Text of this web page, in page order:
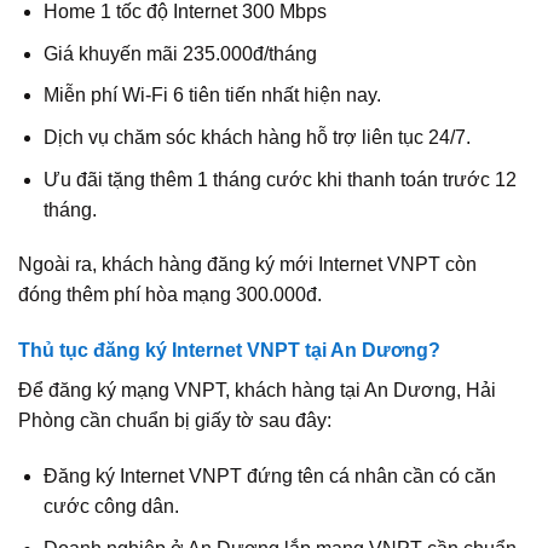
Home 1 tốc độ Internet 300 Mbps
Giá khuyến mãi 235.000đ/tháng
Miễn phí Wi-Fi 6 tiên tiến nhất hiện nay.
Dịch vụ chăm sóc khách hàng hỗ trợ liên tục 24/7.
Ưu đãi tặng thêm 1 tháng cước khi thanh toán trước 12
tháng.
Ngoài ra, khách hàng đăng ký mới Internet VNPT còn
đóng thêm phí hòa mạng 300.000đ.
Thủ tục đăng ký Internet VNPT tại An Dương?
Để đăng ký mạng VNPT, khách hàng tại An Dương, Hải
Phòng cần chuẩn bị giấy tờ sau đây:
Đăng ký Internet VNPT đứng tên cá nhân cần có căn
cước công dân.